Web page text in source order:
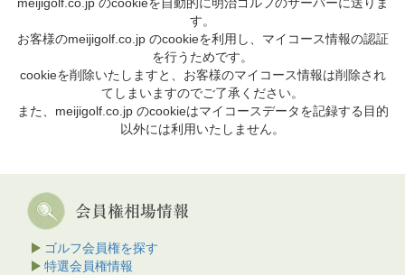
す。
お客様のmeijigolf.co.jp のcookieを利用し、マイコース情報の認証
を行うためです。
cookieを削除いたしますと、お客様のマイコース情報は削除され
てしまいますのでご了承ください。
また、meijigolf.co.jp のcookieはマイコースデータを記録する目的
以外には利用いたしません。
ゴルフ会員権を探す
特選会員権情報